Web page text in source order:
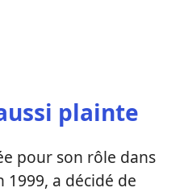
plainte
pour son rôle dans
1999, a décidé de